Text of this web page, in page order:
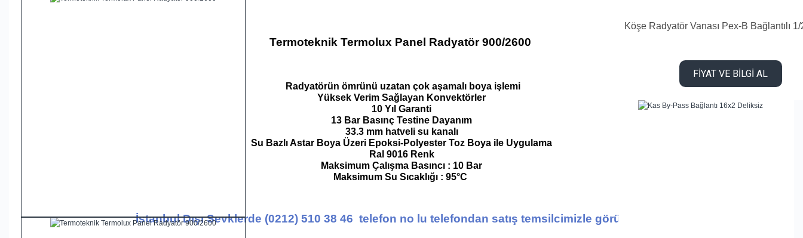
Köşe Radyatör Vanası Pex-B Bağlantılı
FİYAT VE BİLGİ AL
Termoteknik Termolux Panel Radyatör 900/2600
Radyatörün ömrünü uzatan çok aşamalı boya işlemi
Yüksek Verim Sağlayan Konvektörler
10 Yıl Garanti
13 Bar Basınç Testine Dayanım
33.3 mm hatveli su kanalı
Su Bazlı Astar Boya Üzeri Epoksi-Polyester Toz Boya ile Uygulama
Ral 9016 Renk
Maksimum Çalışma Basıncı : 10 Bar
Maksimum Su Sıcaklığı : 95°C
İstanbul Dışı Sevklerde (0212) 510 38 46 telefon no lu telefondan satış temsilcimizle görüşünüz...!